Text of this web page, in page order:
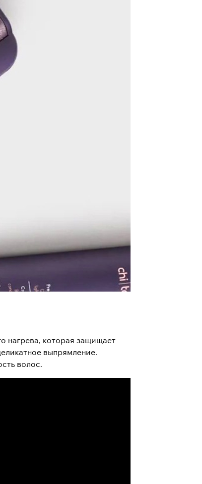
нагрева, которая защищает
выпрямление.
волос.